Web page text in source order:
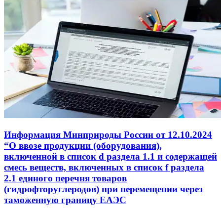
Информация Минприроды России от 12.10.2024
“О ввозе продукции (оборудования),
включенной в список d раздела 1.1 и содержащей
смесь веществ, включенных в список f раздела
2.1 единого перечня товаров
(гидрофторуглеродов) при перемещении через
таможенную границу ЕАЭС